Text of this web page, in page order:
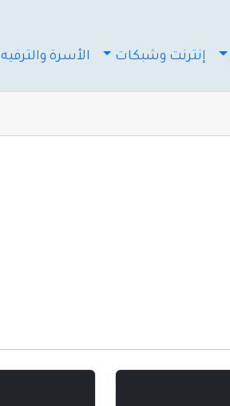
إنترنت وشبكات الأسرة والترفيه